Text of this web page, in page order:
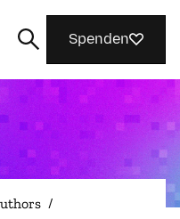
kennen
Spenden
/